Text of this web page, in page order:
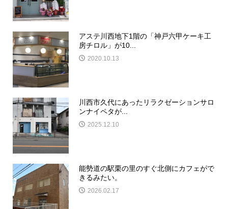
アステ川西地下1階の「神戸六甲ケーキ工
房チロル」が10...
2020.10.13
川西市久代にあったリラクゼーションサロ
ンナイペタが...
2025.12.10
能勢道の駅栗の里のすぐ北側にカフェがで
きるみたい。
2026.02.17